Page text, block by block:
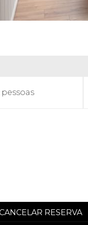
pessoas
RESERVA